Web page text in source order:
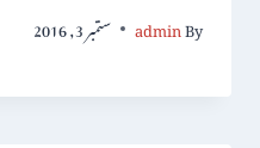
By
admin ستمبر 3, 2016